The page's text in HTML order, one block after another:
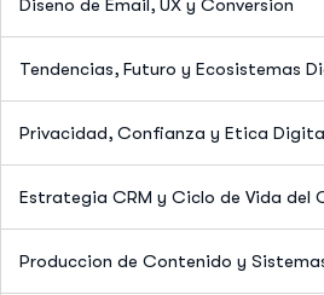
Diseno de Email, UX y Conversion
Tendencias, Futuro y Ecosistemas
Privacidad, Confianza y Etica
Estrategia CRM y Ciclo de Vida del
Produccion de Contenido y